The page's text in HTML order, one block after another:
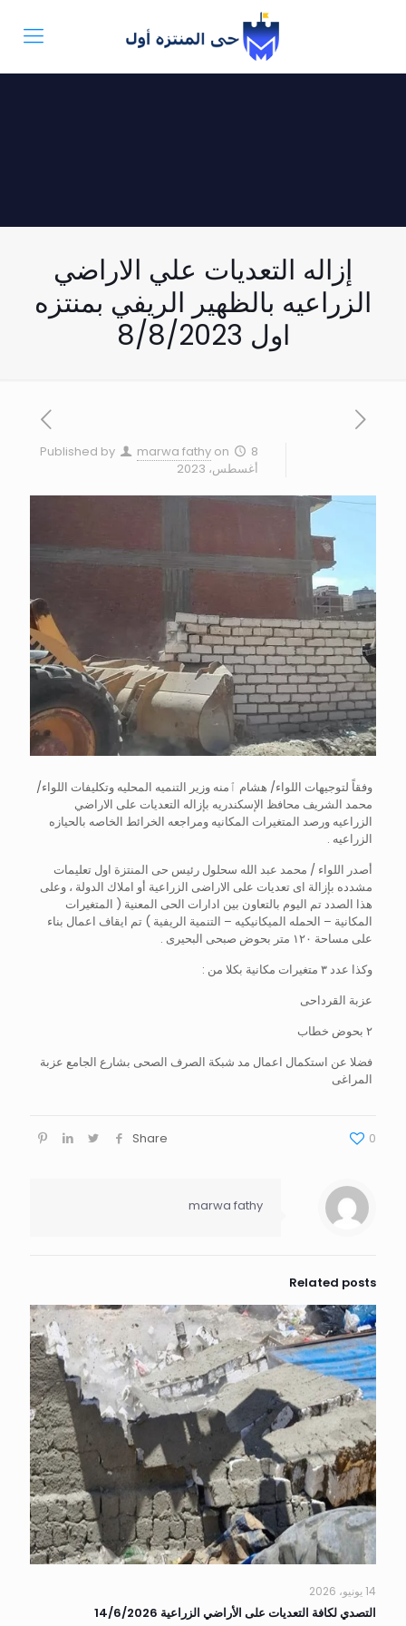
إزاله التعديات علي الاراضي
الزراعيه بالظهير الريفي بمنتزه
اول 8/8/2023
Published by marwa fathy on
8
أغسطس، 2023
وفقاً لتوجيهات اللواء/ هشام ٱمنه وزير التنميه المحليه وتكليفات اللواء/
محمد الشريف محافظ الإسكندريه بإزاله التعديات على الاراضي
الزراعيه ورصد المتغيرات المكانيه ومراجعه الخرائط الخاصه بالحيازه
الزراعيه .
أصدر اللواء / محمد عبد الله سحلول رئيس حى المنتزة اول تعليمات
مشدده بإزالة اى تعديات على الاراضى الزراعية أو املاك الدولة ، وعلى
هذا الصدد تم اليوم بالتعاون بين ادارات الحى المعنية ( المتغيرات
المكانية – الحمله الميكانيكيه – التنمية الريفية ) تم ايقاف اعمال بناء
على مساحة ١٢٠ متر بحوض صبحى البحيرى .
وكذا عدد ٣ متغيرات مكانية بكلا من :
عزبة القرداحى
٢ بحوض خطاب
فضلا عن استكمال اعمال مد شبكة الصرف الصحى بشارع الجامع عزبة
المراغى
Share 0
marwa fathy
Related posts
14 يونيو، 2026
التصدي لكافة التعديات على الأراضي الزراعية 14/6/2026